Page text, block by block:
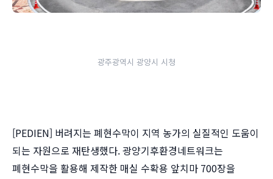
광주광역시 광양시 시청
[PEDIEN] 버려지는 폐현수막이 지역 농가의 실질적인 도움이
되는 자원으로 재탄생했다. 광양기후환경네트워크는
폐현수막을 활용해 제작한 매실 수확용 앞치마 700장을